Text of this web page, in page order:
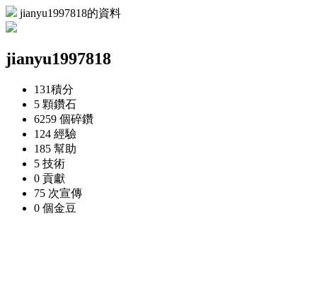
jianyu1997818的資料
jianyu1997818
131積分
5 顆鑽石
6259 個碎鑽
124 經驗
185 幫助
5 技術
0 貢獻
75 次宣傳
0 個金豆